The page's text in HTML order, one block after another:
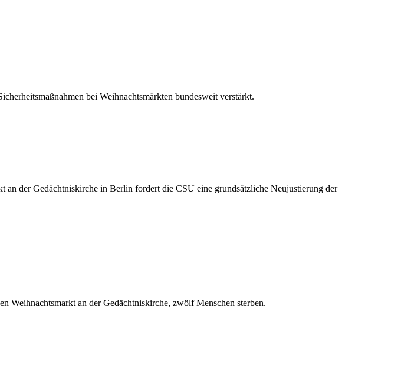
bei Weihnachtsmärkten bundesweit verstärkt.
an der Gedächtniskirche in Berlin fordert die CSU eine grundsätzliche Neujustierung der
an der Gedächtniskirche, zwölf Menschen sterben.